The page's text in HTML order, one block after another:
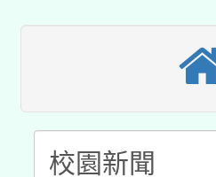
招)
本館辦理
暨閱讀推
科技賦
礎課程
A3數位素
「數位內